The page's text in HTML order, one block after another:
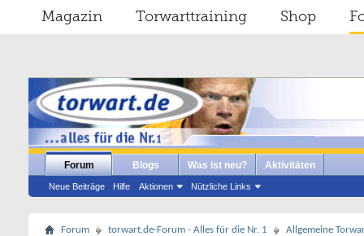
Magazin Torwarttraining Shop
Forum
Neue Beiträge Hilfe Aktionen Nützliche Links
Blogs Was ist neu? Aktivitäten
Forum torwart.de-Forum - Alles für die Nr. 1 Allgemeine